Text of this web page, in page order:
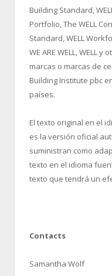
Building Standard,
Portfolio, The WELL
Standard, WELL
WE ARE WELL, WELL
marcas o marcas de
Building Institute pbc
países.
El texto original en el
es la versión oficial
suministran como
texto en el idioma
texto que tendrá un
Contacts
Samantha Wolf